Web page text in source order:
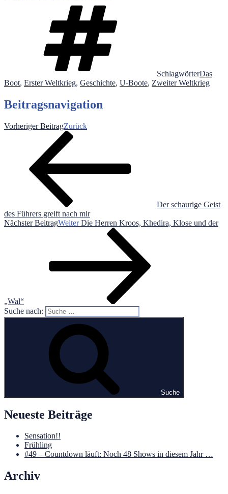
SchlagwörterDas
Boot, Erster Weltkrieg, Geschichte, U-Boote, Zweiter Weltkrieg
Beitragsnavigation
Vorheriger BeitragZurück
Der schaurige Geist
des Führers greift nach mir
Nächster BeitragWeiter Die Herren Kroos, Khedira, Klose und der
„Wal“
Suche nach:
Suche
Neueste Beiträge
Sensation!!
Frühling
#49 – Countdown läuft: Noch 48 Shows in diesem Jahr …
Archiv